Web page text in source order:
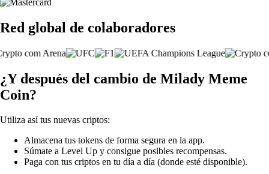
Red global de colaboradores
¿Y después del cambio de Milady Meme
Coin?
Utiliza así tus nuevas criptos:
Almacena tus tokens de forma segura en la app.
Súmate a Level Up y consigue posibles recompensas.
Paga con tus criptos en tu día a día (donde esté disponible).